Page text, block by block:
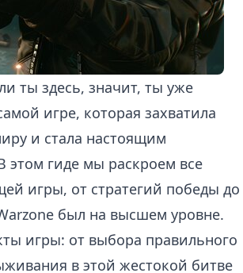
ты здесь, значит, ты уже
игре, которая захватила
и стала настоящим
этом гиде мы раскроем все
игры, от стратегий победы до
был на высшем уровне.
игры: от выбора правильного
в этой жестокой битве